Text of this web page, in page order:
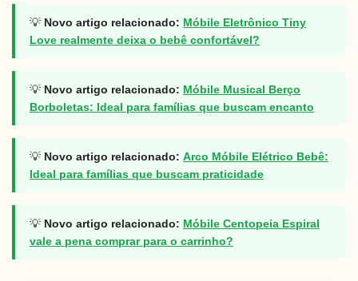
💡 Novo artigo relacionado: Móbile Eletrônico Tiny
Love realmente deixa o bebê confortável?
💡 Novo artigo relacionado: Móbile Musical Berço
Borboletas: Ideal para famílias que buscam encanto
💡 Novo artigo relacionado: Arco Móbile Elétrico Bebê:
Ideal para famílias que buscam praticidade
💡 Novo artigo relacionado: Móbile Centopeia Espiral
vale a pena comprar para o carrinho?